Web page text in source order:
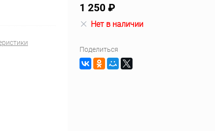
1 250 ₽
Нет в наличии
Поделиться